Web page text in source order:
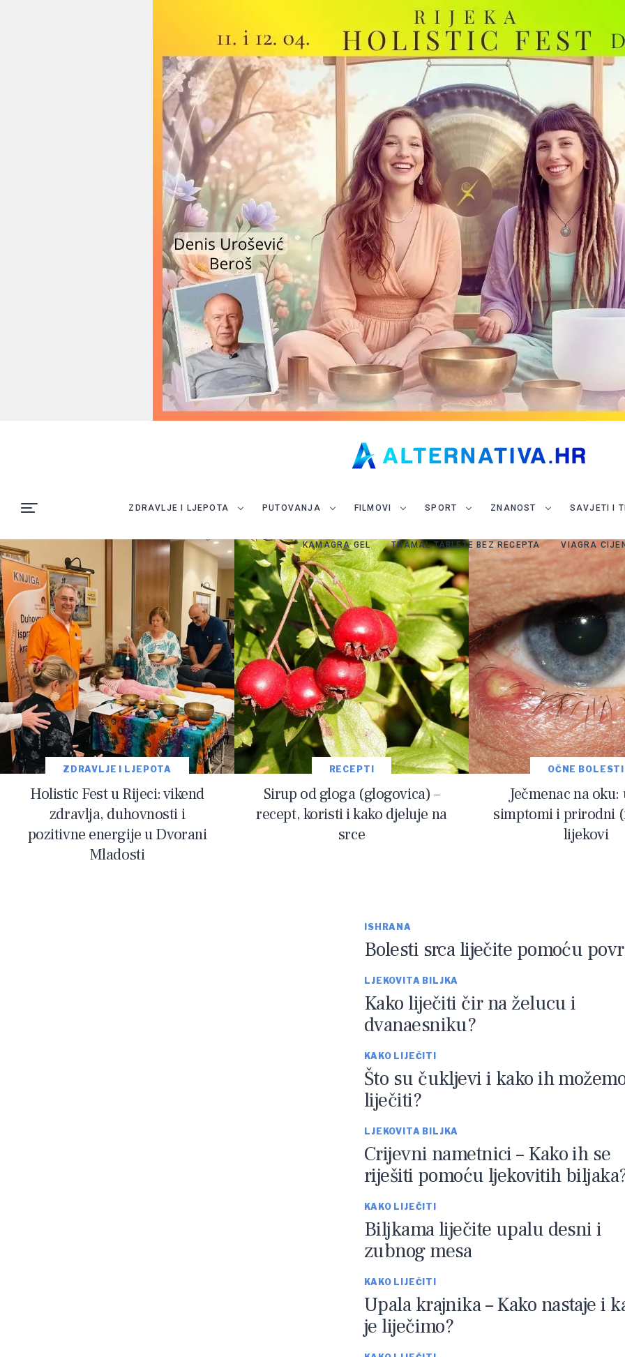
ZDRAVLJE I LJEPOTA PUTOVANJA FILMOVI SPORT ZNANOST SAVJETI I
KAMAGRA GEL TRAMAL TABLETE BEZ RECEPTA VIAGRA
ZDRAVLJE I LJEPOTA
Holistic Fest u Rijeci: vikend
zdravlja, duhovnosti i
pozitivne energije u Dvorani
Mladosti
RECEPTI
Sirup od gloga (glogovica) –
recept, koristi i kako djeluje na
srce
OČNE BOLESTI
Ječmenac na oku:
simptomi i prirodni
lijekovi
ISHRANA
Bolesti srca liječite pomoću
LJEKOVITA BILJKA
Kako liječiti čir na želucu i
dvanaesniku?
KAKO LIJEČITI
Što su čukljevi i kako ih
liječiti?
LJEKOVITA BILJKA
Crijevni nametnici – Kako ih se
riješiti pomoću ljekovitih
KAKO LIJEČITI
Biljkama liječite upalu desni i
zubnog mesa
KAKO LIJEČITI
Upala krajnika – Kako nastaje i
je liječimo?